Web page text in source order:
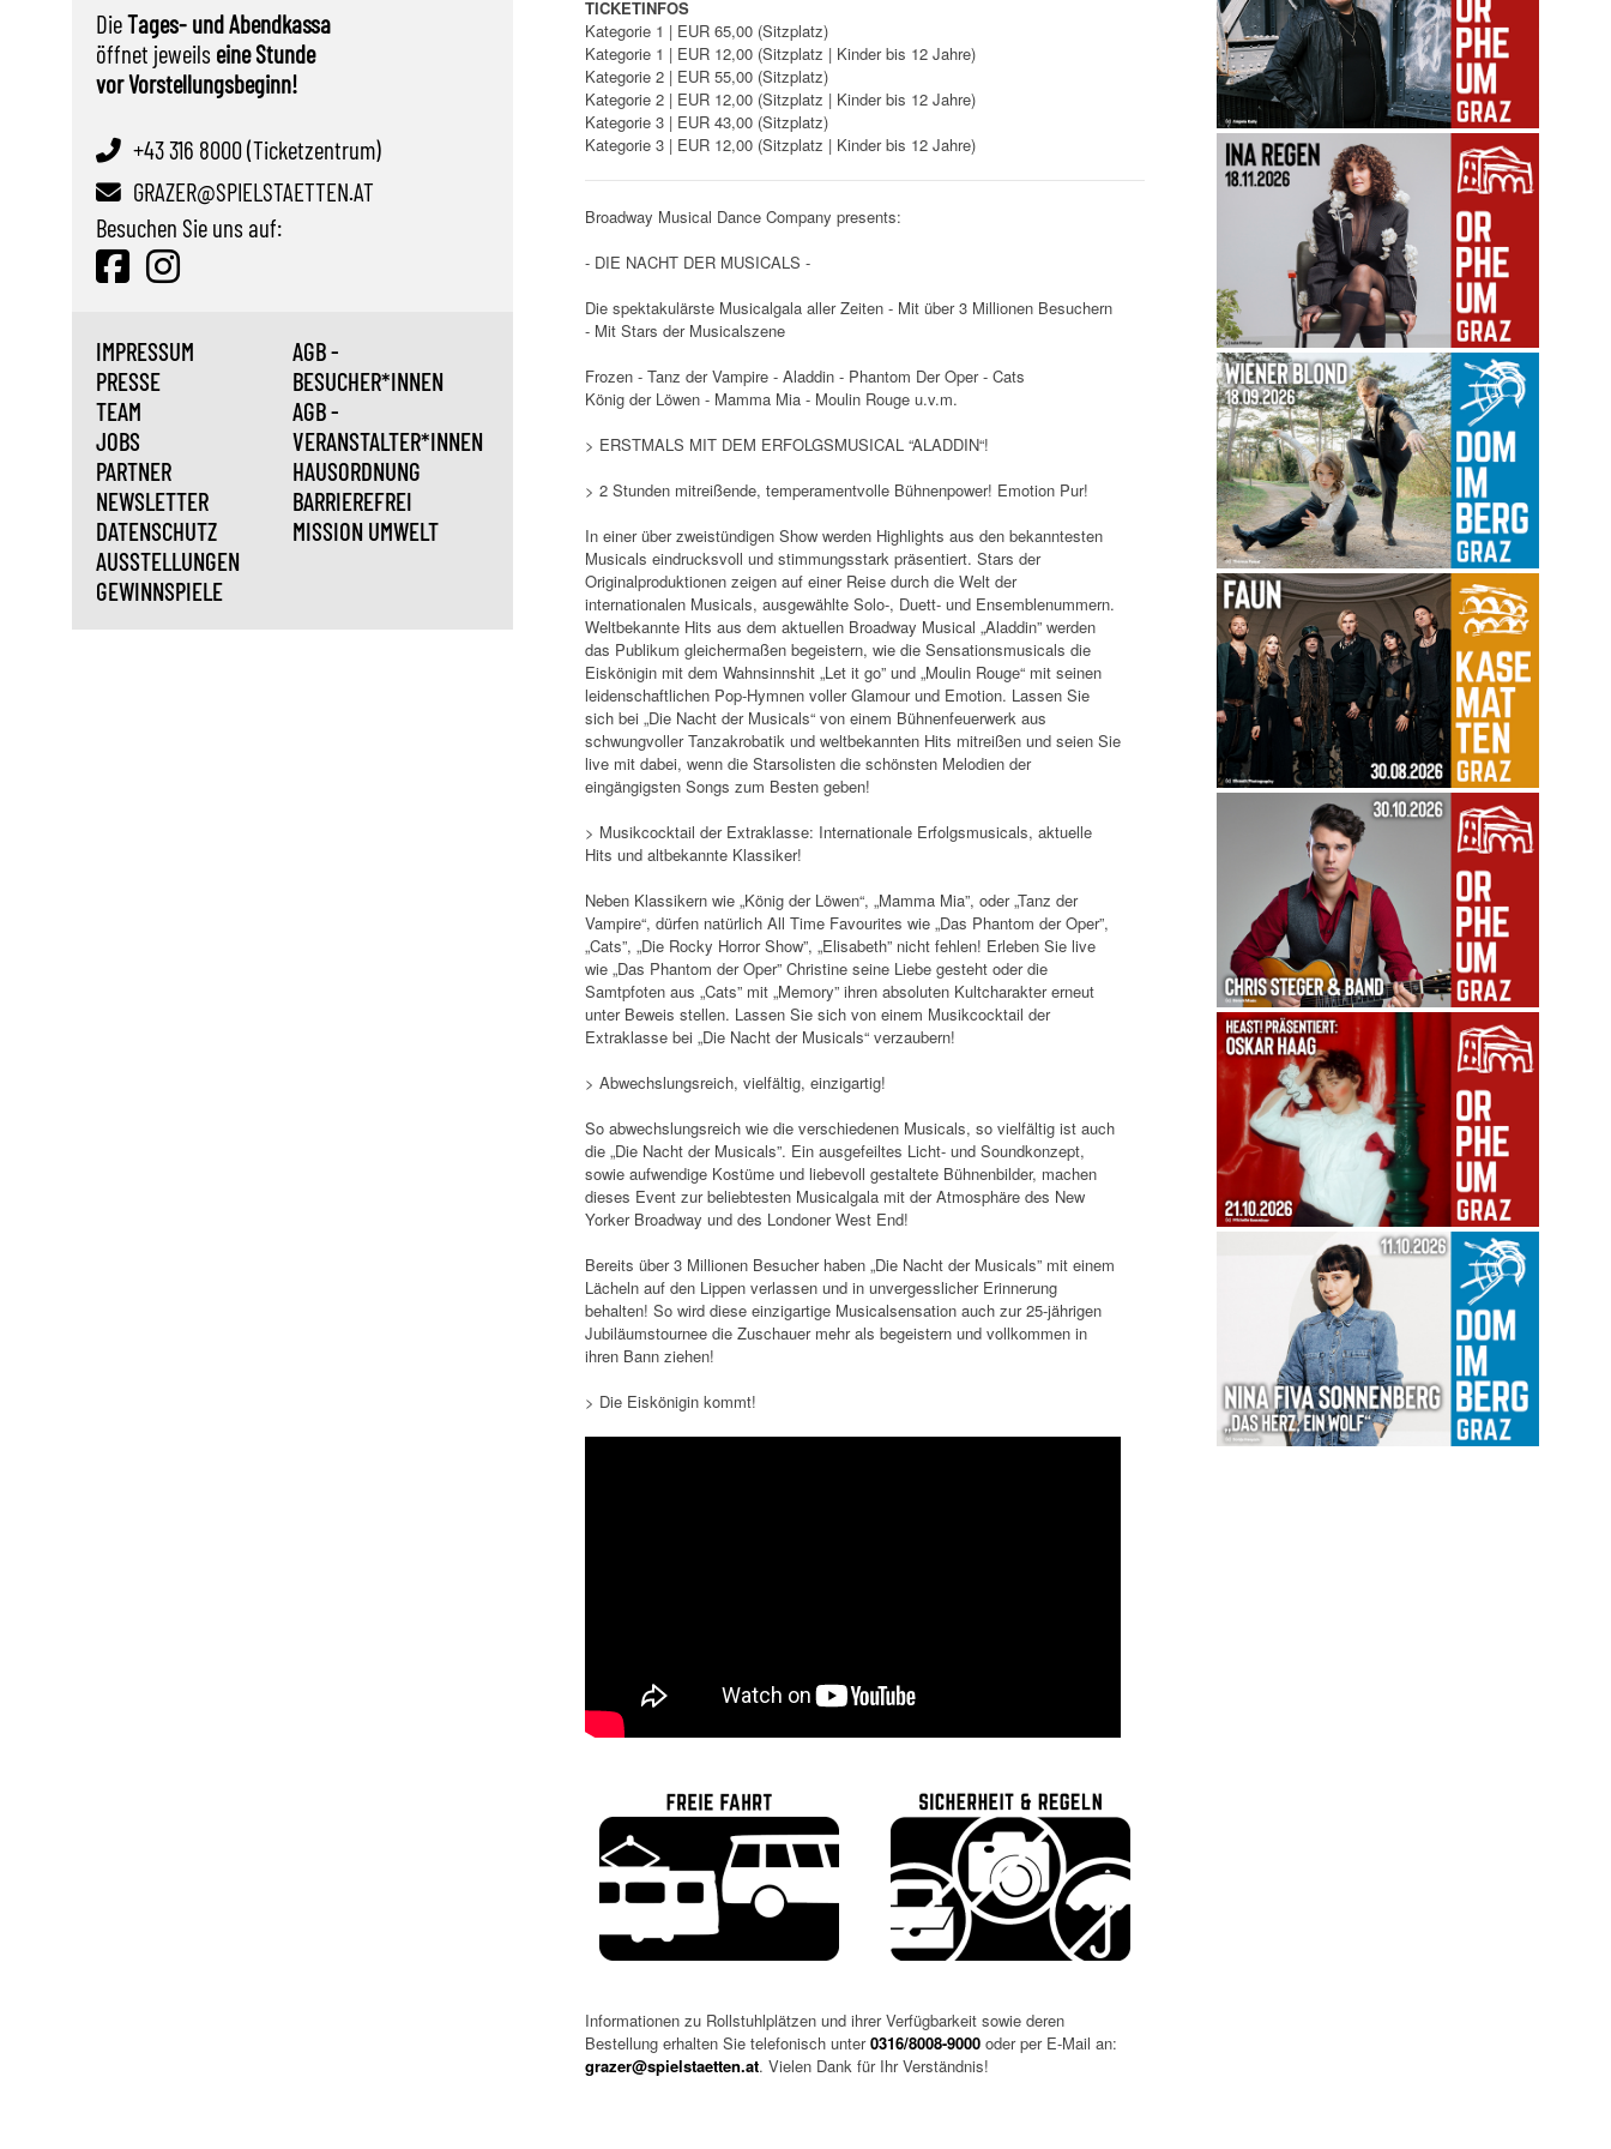
DieTages- und Abendkassa
öffnet jeweils eine Stunde
vor Vorstellungsbeginn!
+43 316 8000 (Ticketzentrum)
GRAZER@SPIELSTAETTEN.AT
Besuchen Sie uns auf:
IMPRESSUM
PRESSE
TEAM
JOBS
PARTNER
NEWSLETTER
DATENSCHUTZ
AUSSTELLUNGEN
GEWINNSPIELE
AGB -
BESUCHER*INNEN
AGB -
VERANSTALTER*INNEN
HAUSORDNUNG
BARRIEREFREI
MISSION UMWELT
TICKETINFOS
Kategorie 1 | EUR 65,00 (Sitzplatz)
Kategorie 1 | EUR 12,00 (Sitzplatz | Kinder bis 12 Jahre)
Kategorie 2 | EUR 55,00 (Sitzplatz)
Kategorie 2 | EUR 12,00 (Sitzplatz | Kinder bis 12 Jahre)
Kategorie 3 | EUR 43,00 (Sitzplatz)
Kategorie 3 | EUR 12,00 (Sitzplatz | Kinder bis 12 Jahre)
Broadway Musical Dance Company presents:
- DIE NACHT DER MUSICALS -
Die spektakulärste Musicalgala aller Zeiten - Mit über 3 Millionen Besuchern
- Mit Stars der Musicalszene
Frozen - Tanz der Vampire - Aladdin - Phantom Der Oper - Cats
König der Löwen - Mamma Mia - Moulin Rouge u.v.m.
> ERSTMALS MIT DEM ERFOLGSMUSICAL “ALADDIN“!
> 2 Stunden mitreißende, temperamentvolle Bühnenpower! Emotion Pur!
In einer über zweistündigen Show werden Highlights aus den bekanntesten
Musicals eindrucksvoll und stimmungsstark präsentiert. Stars der
Originalproduktionen zeigen auf einer Reise durch die Welt der
internationalen Musicals, ausgewählte Solo-, Duett- und Ensemblenummern.
Weltbekannte Hits aus dem aktuellen Broadway Musical „Aladdin” werden
das Publikum gleichermaßen begeistern, wie die Sensationsmusicals die
Eiskönigin mit dem Wahnsinnshit „Let it go” und „Moulin Rouge“ mit seinen
leidenschaftlichen Pop-Hymnen voller Glamour und Emotion. Lassen Sie
sich bei „Die Nacht der Musicals“ von einem Bühnenfeuerwerk aus
schwungvoller Tanzakrobatik und weltbekannten Hits mitreißen und seien Sie
live mit dabei, wenn die Starsolisten die schönsten Melodien der
eingängigsten Songs zum Besten geben!
> Musikcocktail der Extraklasse: Internationale Erfolgsmusicals, aktuelle
Hits und altbekannte Klassiker!
Neben Klassikern wie „König der Löwen“, „Mamma Mia”, oder „Tanz der
Vampire“, dürfen natürlich All Time Favourites wie „Das Phantom der Oper”,
„Cats”, „Die Rocky Horror Show”, „Elisabeth” nicht fehlen! Erleben Sie live
wie „Das Phantom der Oper” Christine seine Liebe gesteht oder die
Samtpfoten aus „Cats” mit „Memory” ihren absoluten Kultcharakter erneut
unter Beweis stellen. Lassen Sie sich von einem Musikcocktail der
Extraklasse bei „Die Nacht der Musicals“ verzaubern!
> Abwechslungsreich, vielfältig, einzigartig!
So abwechslungsreich wie die verschiedenen Musicals, so vielfältig ist auch
die „Die Nacht der Musicals”. Ein ausgefeiltes Licht- und Soundkonzept,
sowie aufwendige Kostüme und liebevoll gestaltete Bühnenbilder, machen
dieses Event zur beliebtesten Musicalgala mit der Atmosphäre des New
Yorker Broadway und des Londoner West End!
Bereits über 3 Millionen Besucher haben „Die Nacht der Musicals” mit einem
Lächeln auf den Lippen verlassen und in unvergesslicher Erinnerung
behalten! So wird diese einzigartige Musicalsensation auch zur 25-jährigen
Jubiläumstournee die Zuschauer mehr als begeistern und vollkommen in
ihren Bann ziehen!
> Die Eiskönigin kommt!
Informationen zu Rollstuhlplätzen und ihrer Verfügbarkeit sowie deren
Bestellung erhalten Sie telefonisch unter0316/8008-9000 oder per E-Mail an:
grazer@spielstaetten.at. Vielen Dank für Ihr Verständnis!